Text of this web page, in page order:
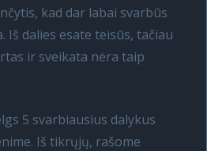
kad dar labai svarbūs
Iš dalies esate teisūs, tačiau
ir sveikata nėra taip
5 svarbiausius dalykus
Iš tikrųjų, rašome